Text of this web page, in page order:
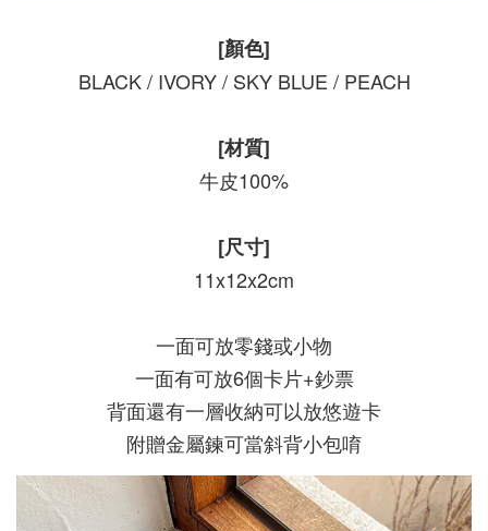
[顏色]
BLACK / IVORY / SKY BLUE / PEACH
[材質]
牛皮100%
[尺寸]
11x12x2cm
一面可放零錢或小物
一面有可放6個卡片+鈔票
背面還有一層收納可以放悠遊卡
附贈金屬鍊可當斜背小包唷